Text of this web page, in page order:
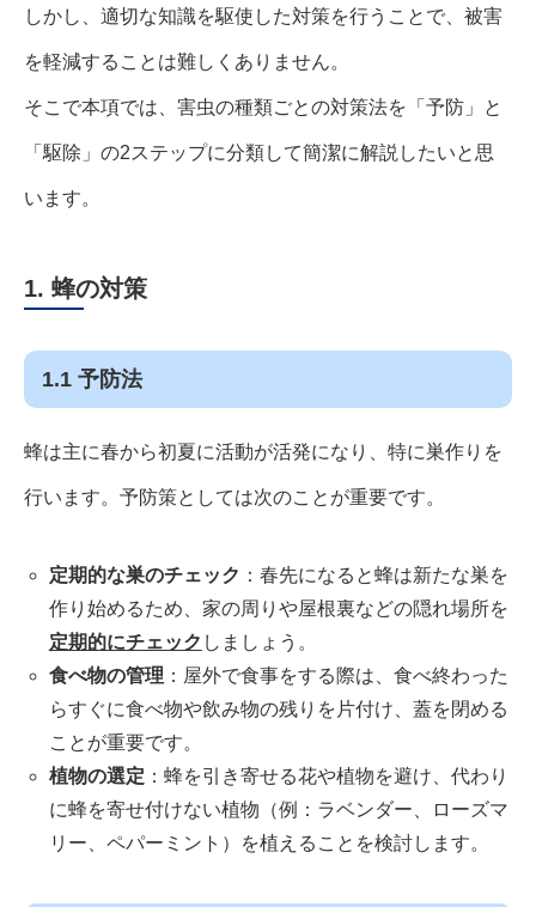
しかし、適切な知識を駆使した対策を行うことで、被害
を軽減することは難しくありません。
そこで本項では、害虫の種類ごとの対策法を「予防」と
「駆除」の2ステップに分類して簡潔に解説したいと思
います。
1. 蜂の対策
1.1 予防法
蜂は主に春から初夏に活動が活発になり、特に巣作りを
行います。予防策としては次のことが重要です。
定期的な巣のチェック ：春先になると蜂は新たな巣を
作り始めるため、家の周りや屋根裏などの隠れ場所を
定期的にチェック しましょう。
食べ物の管理 ：屋外で食事をする際は、食べ終わった
らすぐに食べ物や飲み物の残りを片付け、蓋を閉める
ことが重要です。
植物の選定 ：蜂を引き寄せる花や植物を避け、代わり
に蜂を寄せ付けない植物（例：ラベンダー、ローズマ
リー、ペパーミント）を植えることを検討します。